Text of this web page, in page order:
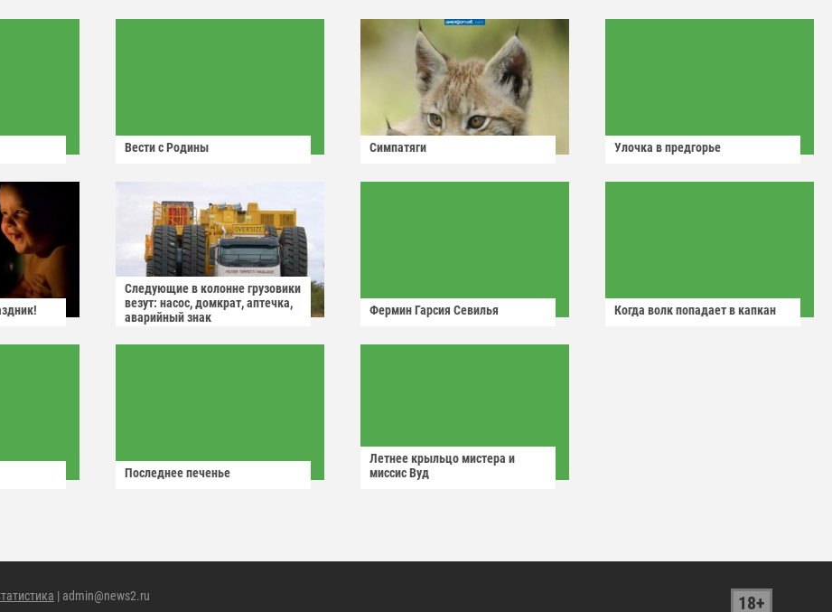
Вести с Родины Симпатяги Улочка в предгорье
Следующие в колонне грузовики
везут: насос, домкрат, аптечка,
аварийный знак
Фермин Гарсия Севилья Когда волк попадает в капкан
Последнее печенье
Летнее крыльцо мистера и
миссис Вуд
| admin@news2.ru 18+